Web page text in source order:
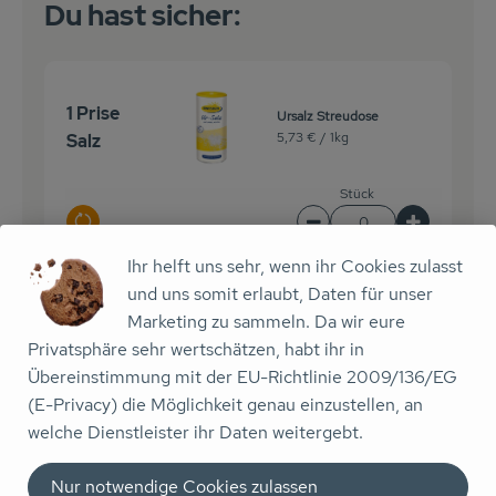
Du hast sicher:
1 Prise
Salz
Auswahl ändern
Ursalz Streudose
5,73 € / 1kg
Stück
Artikelanzahl
Gesamtpreis:0,00 €
100 g
Rohrzuck
er
Auswahl ändern
Rohrohrzucker
3,19 € /
Artikelanzahl
Ihr helft uns sehr, wenn ihr Cookies zulasst
und uns somit erlaubt, Daten für unser
Marketing zu sammeln. Da wir eure
Privatsphäre sehr wertschätzen, habt ihr in
Übereinstimmung mit der EU-Richtlinie 2009/136/EG
(E-Privacy) die Möglichkeit genau einzustellen, an
welche Dienstleister ihr Daten weitergebt.
Nur notwendige Cookies zulassen